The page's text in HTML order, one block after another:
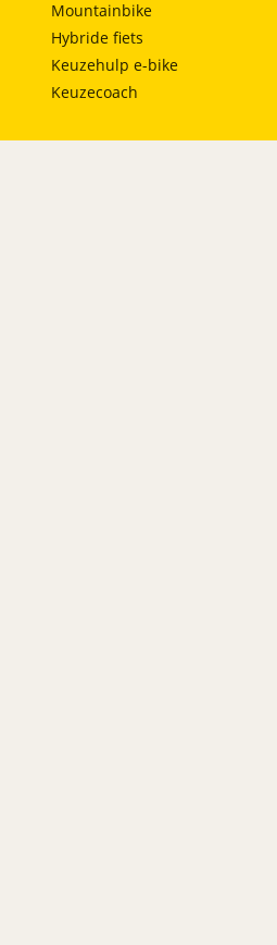
Mountainbike
Hybride fiets
Keuzehulp e-bike
Keuzecoach